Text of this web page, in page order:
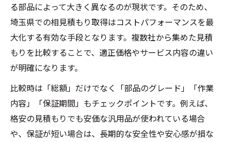
る部品によって大きく異なるのが現状です。そのため、
埼玉県での相見積もり取得はコストパフォーマンスを最
大化する有効な手段となります。複数社から集めた見積
もりを比較することで、適正価格やサービス内容の違い
が明確になります。
比較時は「総額」だけでなく「部品のグレード」「作業
内容」「保証期間」もチェックポイントです。例えば、
格安の見積もりでも安価な汎用品が使われている場合
や、保証が短い場合は、長期的な安全性や安心感が損な